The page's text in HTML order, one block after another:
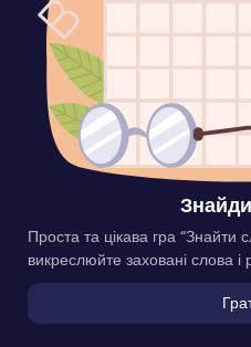
Проста та цікава гра “Знайти
викреслюйте заховані слова і